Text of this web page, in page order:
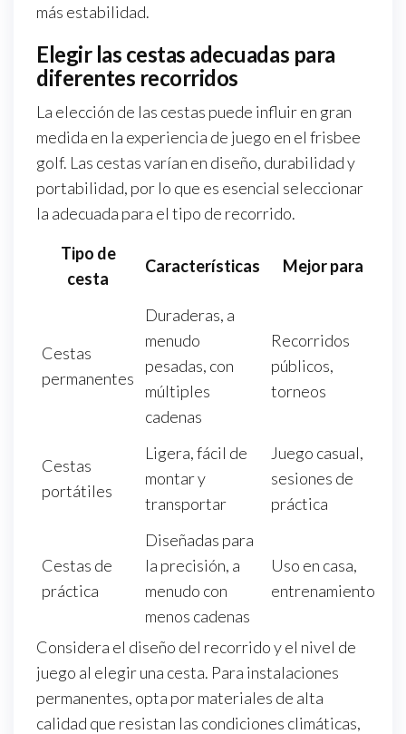
más estabilidad.
Elegir las cestas adecuadas para
diferentes recorridos
La elección de las cestas puede influir en gran
medida en la experiencia de juego en el frisbee
golf. Las cestas varían en diseño, durabilidad y
portabilidad, por lo que es esencial seleccionar
la adecuada para el tipo de recorrido.
Tipo de
cesta
Características Mejor para
Cestas
permanentes
Duraderas, a
menudo
pesadas, con
múltiples
cadenas
Recorridos
públicos,
torneos
Cestas
portátiles
Ligera, fácil de
montar y
transportar
Juego casual,
sesiones de
práctica
Cestas de
práctica
Diseñadas para
la precisión, a
menudo con
menos cadenas
Uso en casa,
entrenamiento
Considera el diseño del recorrido y el nivel de
juego al elegir una cesta. Para instalaciones
permanentes, opta por materiales de alta
calidad que resistan las condiciones climáticas,